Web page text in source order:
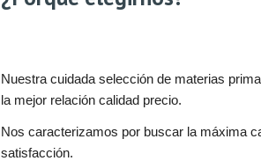
Nuestra cuidada selección de materias
la mejor relación calidad precio.
Nos caracterizamos por buscar la máxima
satisfacción.